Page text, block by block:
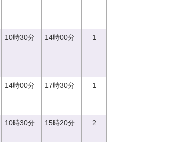
10時30分 14時00分 1
14時00分 17時30分 1
10時30分 15時20分 2